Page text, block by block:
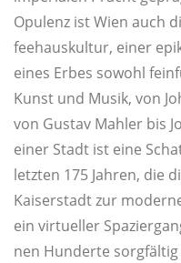
Opu­lenz ist Wien auch
fee­haus­kul­tur, einer
eines Erbes sowohl
Kunst und Musik, von
von Gus­tav Mah­ler bis
einer Stadt ist eine
letz­ten 175 Jah­ren, die
Kai­ser­stadt zur
ein vir­tu­el­ler
nen Hun­der­te